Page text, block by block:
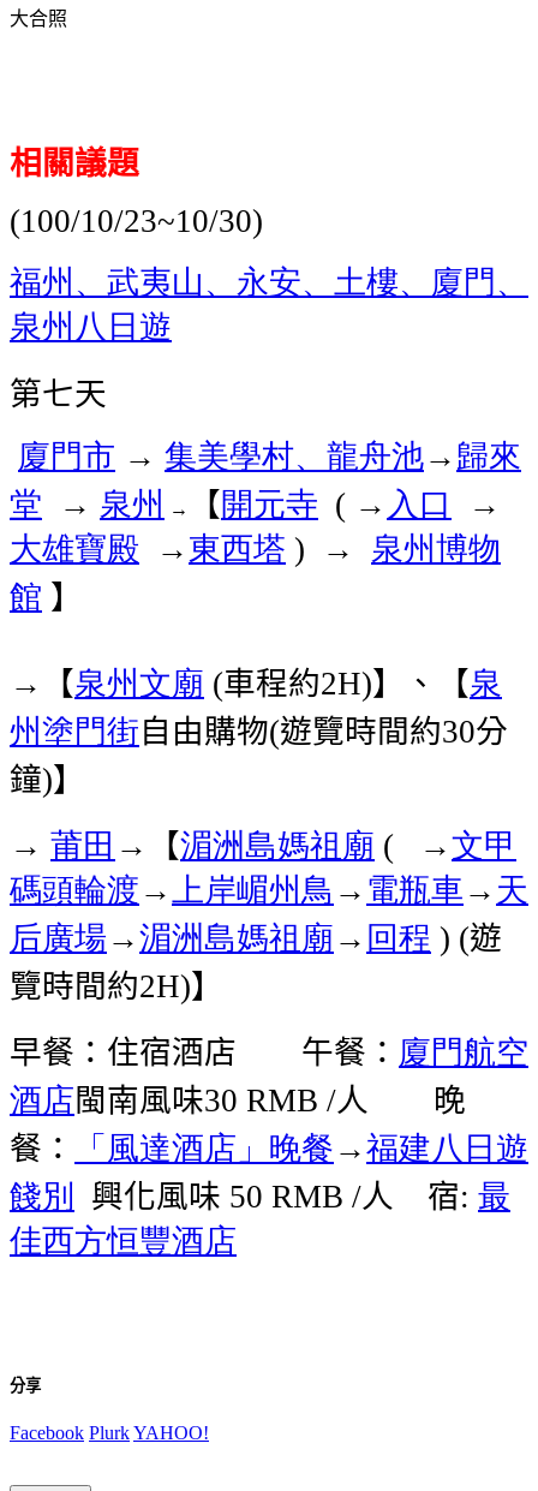
大合照
相關議題
(100/10/23~10/30)
福州、武夷山、永安、土樓、廈門、
泉州八日遊
第七天
廈門市 → 集美學村、龍舟池→歸來
堂 → 泉州 → 【開元寺 ( → 入口
→
大雄寶殿 →東西塔 ) → 泉州博物
館 】
→【泉州文廟 (車程約2H)】、【泉
州塗門街自由購物(遊覽時間約30分
鐘)】
→ 莆田 →【湄洲島媽祖廟 ( →文甲
碼頭輪渡→上岸嵋州鳥 →電瓶車→天
后廣場→湄洲島媽祖廟→回程 ) (遊
覽時間約2H)】
早餐：住宿酒店 午餐： 廈門航空
酒店閩南風味30 RMB /人 晚
餐：
「風達酒店」晚餐→福建八日遊
餞別 興化風味 50 RMB /人 宿: 最
佳西方恒豐酒店
分享
Facebook PlurkYAHOO!